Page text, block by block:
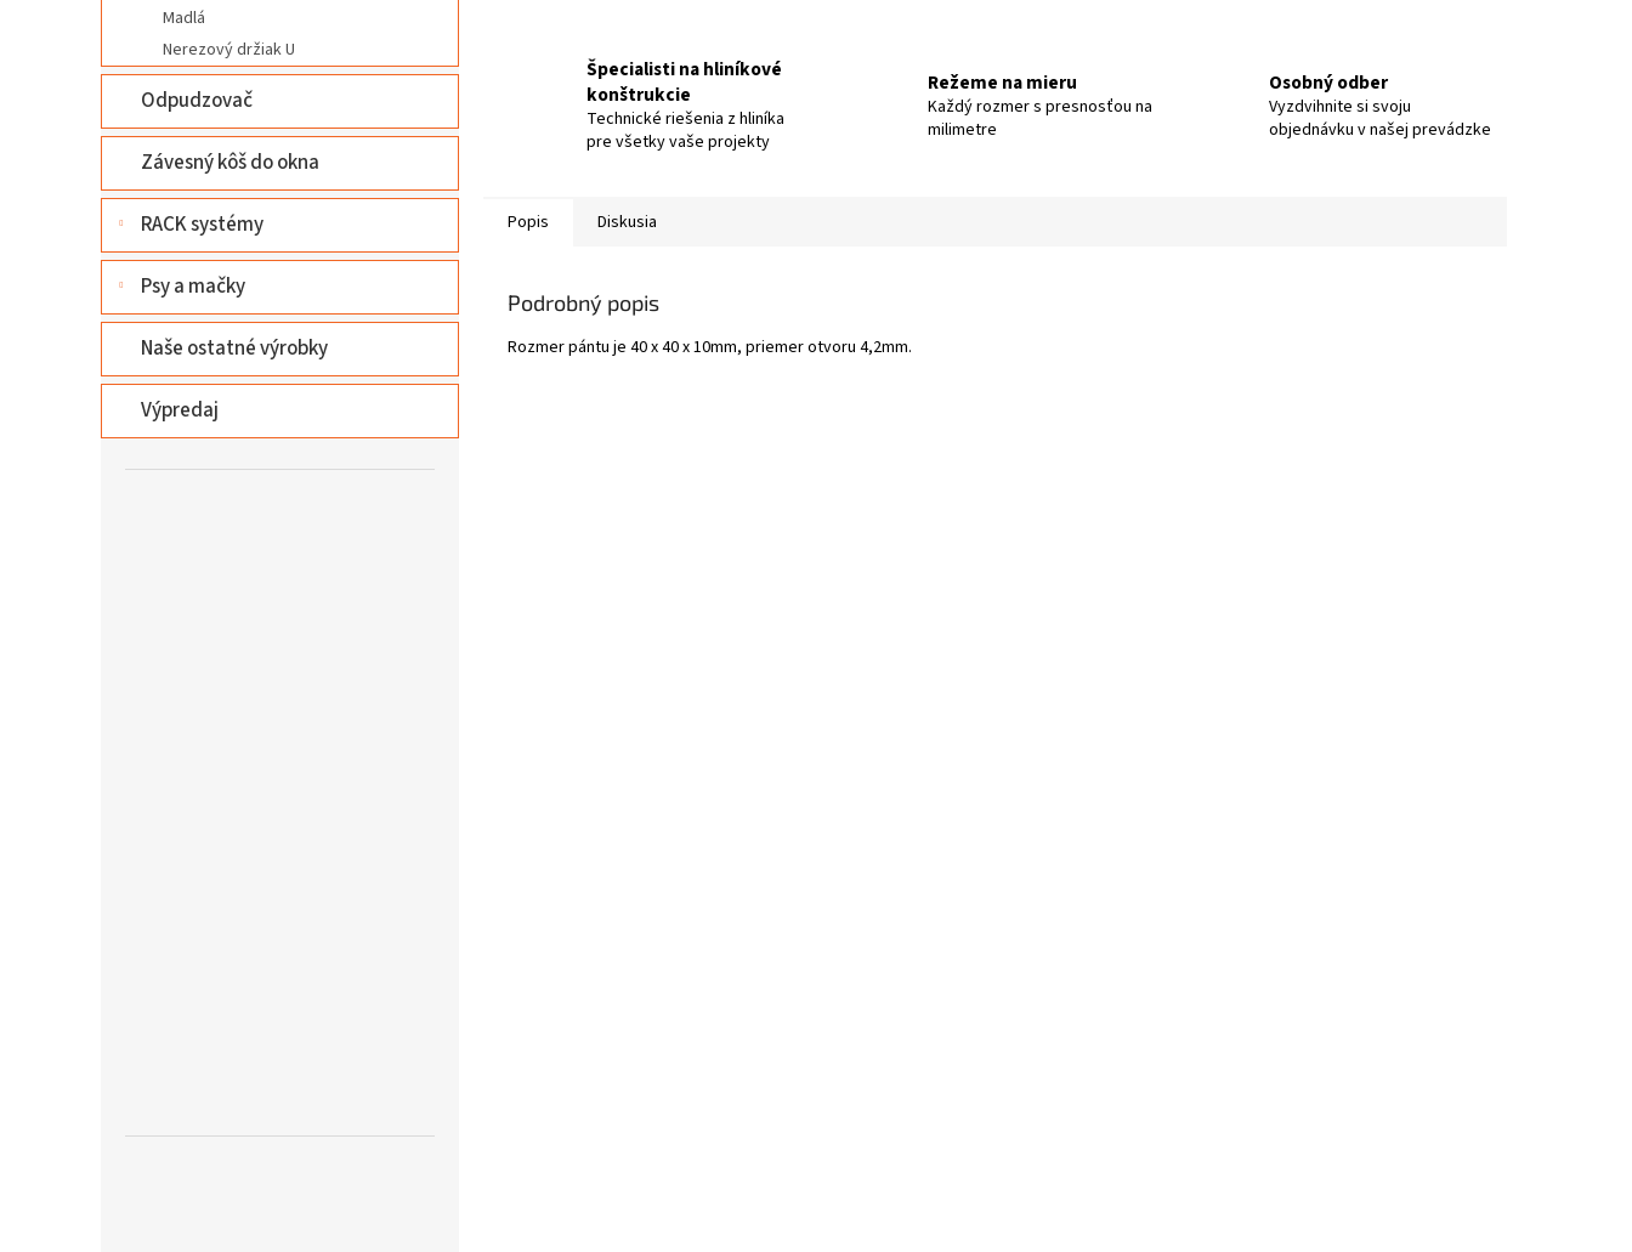
Madlá
Nerezový držiak U
Odpudzovač
Závesný kôš do okna
RACK systémy
Psy a mačky
Naše ostatné výrobky
Výpredaj
Špecialisti na hliníkové
konštrukcie
Technické riešenia z hliníka
pre všetky vaše projekty
Režeme na mieru
Každý rozmer s presnosťou na
milimetre
Osobný odber
Vyzdvihnite si svoju
objednávku v našej prevádzke
Popis Diskusia
Podrobný popis
Rozmer pántu je 40 x 40 x 10mm, priemer otvoru 4,2mm.